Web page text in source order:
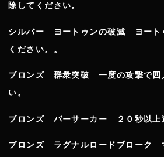
除してください。
シルバー ヨートゥンの破滅 ヨート
ください。。
ブロンズ 群衆突破 一度の攻撃で四
い。
ブロンズ バーサーカー ２０秒以上
ブロンズ ラグナルロードブローク